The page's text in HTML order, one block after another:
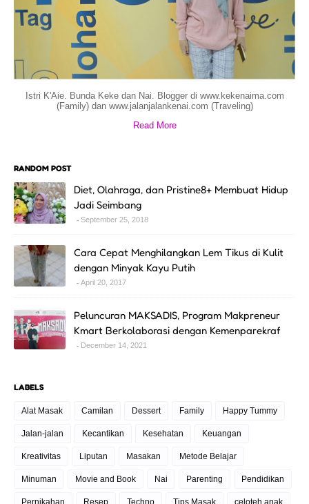
Istri K'Aie. Bunda Keke dan Nai. Blogger di www.kekenaima.com
(Family) dan www.jalanjalankenai.com (Traveling)
Read More
RANDOM POST
Diet, Olahraga, dan Pristine8+ Membuat Hidup
Jadi Seimbang
September 25, 2018
Cara Cepat Menghilangkan Lem Tikus di Kulit
dengan Minyak Kayu Putih
April 20, 2017
Peluncuran MAKSADIS, Program Makpreneur
Kmart Berkolaborasi dengan Kemenparekraf
December 14, 2021
LABELS
Alat Masak Camilan Dessert Family Happy Tummy
Jalan-jalan Kecantikan Kesehatan Keuangan
Kreativitas Liputan Masakan Metode Belajar
Minuman Movie and Book Nai Parenting Pendidikan
Pernikahan Resep Techno Tips Masak celoteh anak